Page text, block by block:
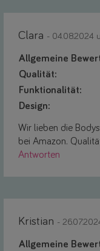
Clara - 04.08.2024
Allgemeine
Qualität:
Funktionalität:
Design:
Wir lieben die
bei Amazon.
Antworten
Kristian -
Allgemeine